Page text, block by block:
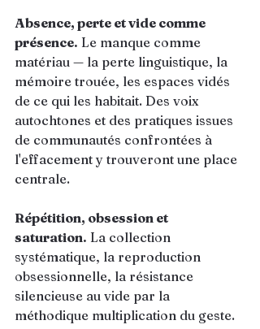
Absence, perte et vide comme
présence. Le manque comme
matériau — la perte linguistique, la
mémoire trouée, les espaces vidés
de ce qui les habitait. Des voix
autochtones et des pratiques issues
de communautés confrontées à
l'effacement y trouveront une place
centrale.
Répétition, obsession et
saturation. La collection
systématique, la reproduction
obsessionnelle, la résistance
silencieuse au vide par la
méthodique multiplication du geste.